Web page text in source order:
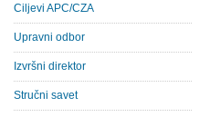
Ciljevi APC/CZA
Upravni odbor
Izvršni direktor
Stručni savet